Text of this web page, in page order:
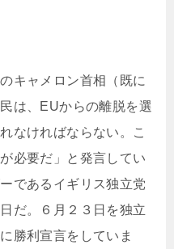
キャメロン首相（既に
は、EUからの離脱を選
なければならない。こ
必要だ」と発言してい
であるイギリス独立党
だ。６月２３日を独立
勝利宣言をしていま